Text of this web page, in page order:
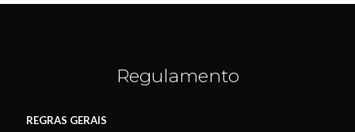
Regulamento
REGRAS GERAIS